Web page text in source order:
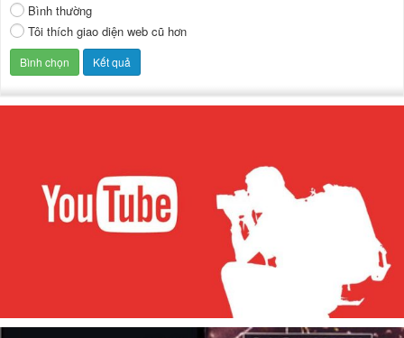
Bình thường
Tôi thích giao diện web cũ hơn